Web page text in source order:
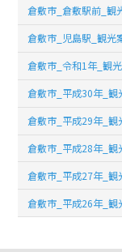
倉敷市_倉敷駅前_観
倉敷市_児島駅_観光
倉敷市_令和1年_観
倉敷市_平成30年_観
倉敷市_平成29年_観
倉敷市_平成28年_観
倉敷市_平成27年_観
倉敷市_平成26年_観